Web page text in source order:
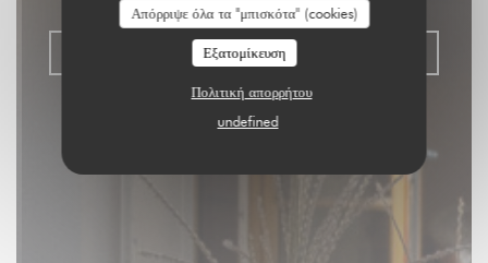
Απόρριψε όλα τα "μπισκότα" (cookies)
Εξατομίκευση
Πολιτική απορρήτου
undefined
ΚΆΝΤΕ ΚΡΆΤΗΣΗ ΤΡΑΠΕΖΙΟΎ